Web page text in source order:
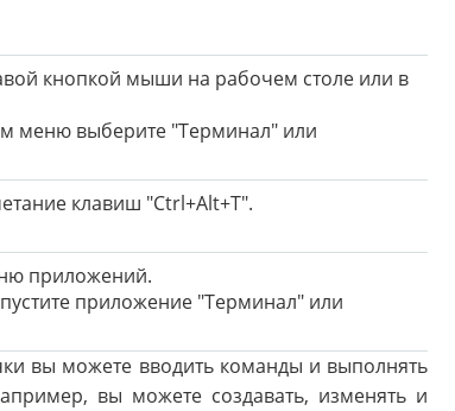
кнопкой мыши на рабочем столе или в
меню выберите "Терминал" или
клавиш "Ctrl+Alt+T".
приложений.
приложение "Терминал" или
вы можете вводить команды и выполнять
вы можете создавать, изменять и